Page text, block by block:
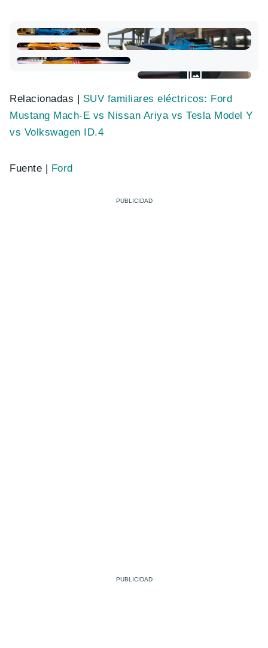
Relacionadas | SUV familiares eléctricos: Ford
Mustang Mach-E vs Nissan Ariya vs Tesla Model Y
vs Volkswagen ID.4
Fuente | Ford